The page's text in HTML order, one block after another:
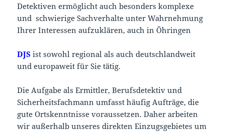
Detektiven ermöglicht auch besonders komplexe
und schwierige Sachverhalte unter Wahrnehmung
Ihrer Interessen aufzuklären, auch in Öhringen
DJS ist sowohl regional als auch deutschlandweit
und europaweit für Sie tätig.
Die Aufgabe als Ermittler, Berufsdetektiv und
Sicherheitsfachmann umfasst häufig Aufträge, die
gute Ortskenntnisse voraussetzen. Daher arbeiten
wir außerhalb unseres direkten Einzugsgebietes um